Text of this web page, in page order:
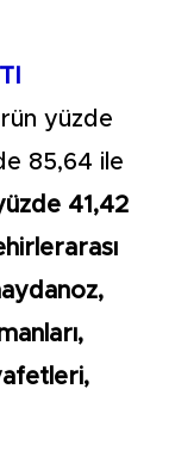
yüzde
85,64 ile
41,42